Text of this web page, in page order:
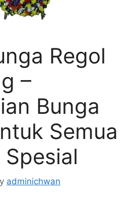
Regol
–
Bunga
Semua
adminichwan